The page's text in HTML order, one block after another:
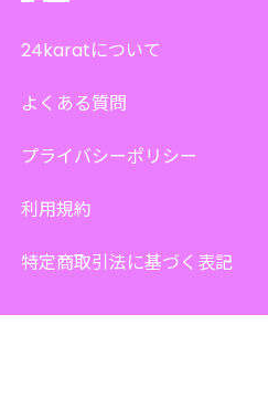
24karatについて
よくある質問
プライバシーポリシー
利用規約
特定商取引法に基づく表記